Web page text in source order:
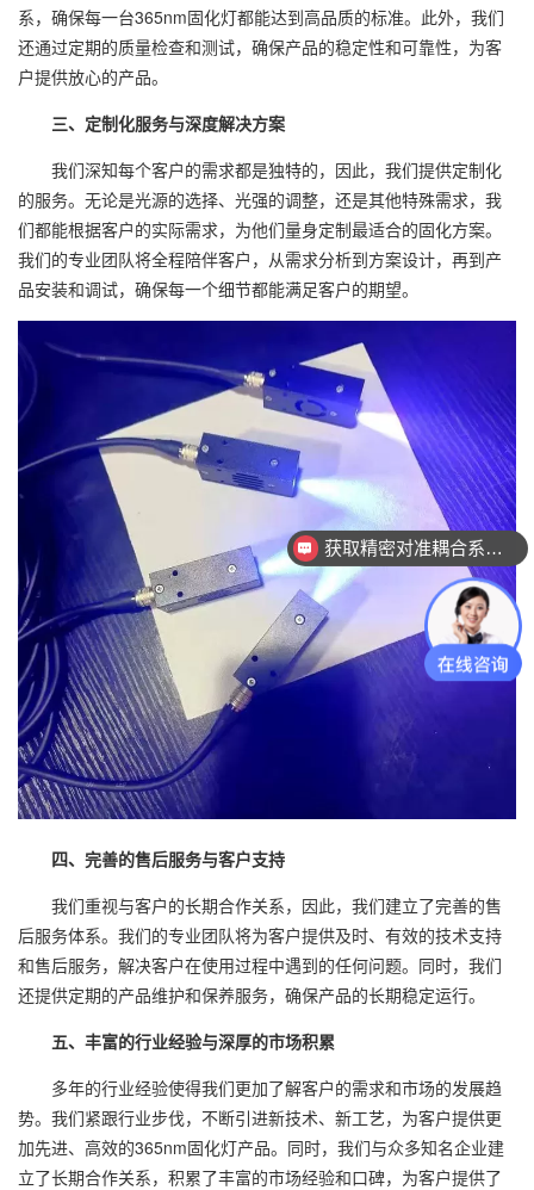
系，确保每一台365nm固化灯都能达到高品质的标准。此外，我们
还通过定期的质量检查和测试，确保产品的稳定性和可靠性，为客
户提供放心的产品。
三、定制化服务与深度解决方案
我们深知每个客户的需求都是独特的，因此，我们提供定制化
的服务。无论是光源的选择、光强的调整，还是其他特殊需求，我
们都能根据客户的实际需求，为他们量身定制最适合的固化方案。
我们的专业团队将全程陪伴客户，从需求分析到方案设计，再到产
品安装和调试，确保每一个细节都能满足客户的期望。
四、完善的售后服务与客户支持
我们重视与客户的长期合作关系，因此，我们建立了完善的售
后服务体系。我们的专业团队将为客户提供及时、有效的技术支持
和售后服务，解决客户在使用过程中遇到的任何问题。同时，我们
还提供定期的产品维护和保养服务，确保产品的长期稳定运行。
五、丰富的行业经验与深厚的市场积累
多年的行业经验使得我们更加了解客户的需求和市场的发展趋
势。我们紧跟行业步伐，不断引进新技术、新工艺，为客户提供更
加先进、高效的365nm固化灯产品。同时，我们与众多知名企业建
立了长期合作关系，积累了丰富的市场经验和口碑，为客户提供了
获取精密对准耦合系统技术方案